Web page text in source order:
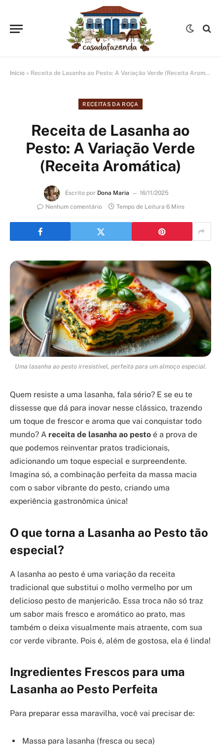
Início » Receita de Lasanha ao Pesto: A Variação Verde (Receita Aromática)
RECEITAS DA ROÇA
Receita de Lasanha ao
Pesto: A Variação Verde
(Receita Aromática)
Escrito por Dona Maria
16/11/2025
Nenhum comentário
Tempo de Leitura 6 Mins
Uma lasanha ao pesto irresistível, perfeita para um almoço especial.
Quem resiste a uma lasanha, fala sério? E se eu te
dissesse que dá para inovar nesse clássico, trazendo
um toque de frescor e aroma que vai conquistar todo
mundo? A receita de lasanha ao pesto é a prova de
que podemos reinventar pratos tradicionais,
adicionando um toque especial e surpreendente.
Imagina só, a combinação perfeita da massa macia
com o sabor vibrante do pesto, criando uma
experiência gastronômica única!
O que torna a Lasanha ao Pesto tão
especial?
A lasanha ao pesto é uma variação da receita
tradicional que substitui o molho vermelho por um
delicioso pesto de manjericão. Essa troca não só traz
um sabor mais fresco e aromático ao prato, mas
também o deixa visualmente mais atraente, com sua
cor verde vibrante. Pois é, além de gostosa, ela é linda!
Ingredientes Frescos para uma
Lasanha ao Pesto Perfeita
Para preparar essa maravilha, você vai precisar de:
Massa para lasanha (fresca ou seca)